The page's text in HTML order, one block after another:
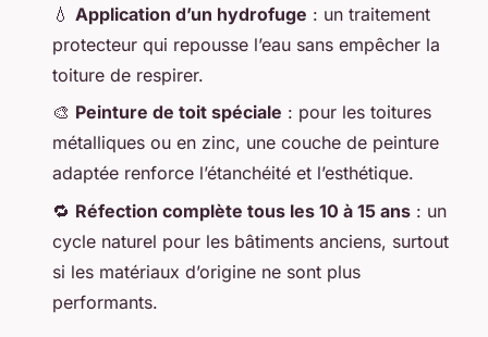
💧 Application d’un hydrofuge : un traitement
protecteur qui repousse l’eau sans empêcher la
toiture de respirer.
🎨 Peinture de toit spéciale : pour les toitures
métalliques ou en zinc, une couche de peinture
adaptée renforce l’étanchéité et l’esthétique.
🔁 Réfection complète tous les 10 à 15 ans : un
cycle naturel pour les bâtiments anciens, surtout
si les matériaux d’origine ne sont plus
performants.